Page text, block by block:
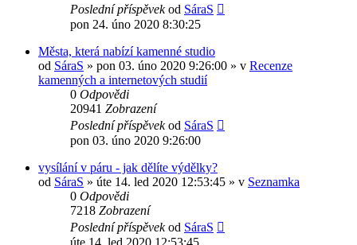
Poslední příspěvekod SáraS
pon 24. úno 2020 8:30:25
Města, která nabízí kamenné studio
od SáraS » pon 03. úno 2020 9:26:00 » v Recenze
kamenných a internetových studií
0 Odpovědi
20941 Zobrazení
Poslední příspěvekod SáraS
pon 03. úno 2020 9:26:00
vysílání v páru - jak dělíte výdělky?
od SáraS » úte 14. led 2020 12:53:45 » v Seznamka
0 Odpovědi
7218 Zobrazení
Poslední příspěvekod SáraS
úte 14. led 2020 12:53:45